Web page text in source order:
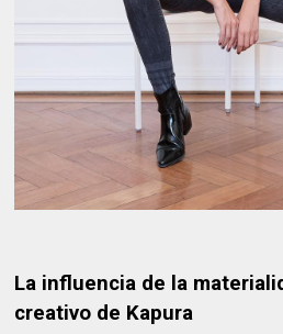
La influencia de la
creativo de Kapura